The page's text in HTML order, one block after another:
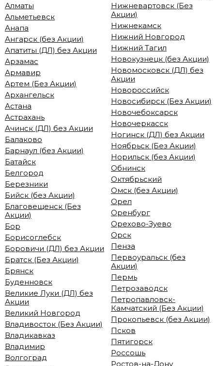
Алматы
Альметьевск
Анапа
Ангарск (без Акции)
Апатиты (ДЛ) без Акции
Арзамас
Армавир
Артем (Без Акции)
Архангельск
Астана
Астрахань
Ачинск (ДЛ) без Акции
Балаково
Барнаул (без Акции)
Батайск
Белгород
Березники
Бийск (без Акции)
Благовещенск (Без
Акции)
Бор
Борисоглебск
Боровичи (ДЛ) без Акции
Братск (Без Акции)
Брянск
Буденновск
Великие Луки (ДЛ) без
Акции
Великий Новгород
Владивосток (Без Акции)
Владикавказ
Владимир
Волгоград
Нижневартовск (Без
Акции)
Нижнекамск
Нижний Новгород
Нижний Тагил
Новокузнецк (без Акции)
Новомосковск (ДЛ) без
Акции
Новороссийск
Новосибирск (Без Акции)
Новочебоксарск
Новочеркасск
Ногинск (ДЛ) без Акции
Ноябрьск (Без Акции)
Норильск (без Акции)
Обнинск
Октябрьский
Омск (без Акции)
Орел
Оренбург
Орехово-Зуево
Орск
Пенза
Первоуральск (без
Акции)
Пермь
Петрозаводск
Петропавловск-
Камчатский (Без Акции)
Прокопьевск (без Акции)
Псков
Пятигорск
Россошь
Ростов-на-Дону